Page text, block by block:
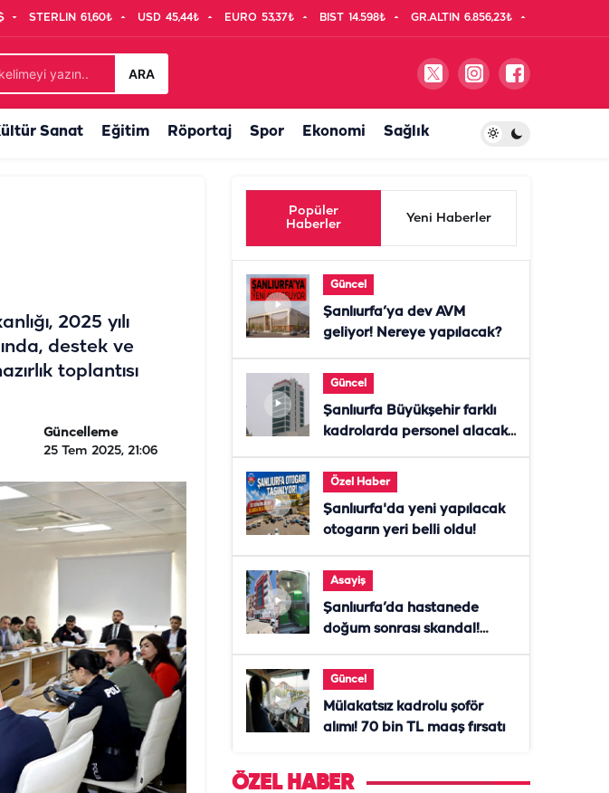
STERLIN 61,60₺ USD 45,44₺ EURO 53,37₺ BIST 14.598₺ GR.ALTIN 6.856,23₺
ARA
Sanat Eğitim Röportaj Spor Ekonomi Sağlık
2025 yılı
destek ve
toplantısı
Güncelleme
25 Tem 2025, 21:06
Popüler
Haberler
Yeni Haberler
Güncel
Şanlıurfa’ya dev AVM
geliyor! Nereye yapılacak?
Güncel
Şanlıurfa Büyükşehir farklı
kadrolarda personel alacak!
Özel Haber
Şanlıurfa'da yeni yapılacak
otogarın yeri belli oldu!
Asayiş
Şanlıurfa’da hastanede
doğum sonrası skandal!
Güncel
Mülakatsız kadrolu şoför
alımı! 70 bin TL maaş fırsatı
ÖZEL HABER